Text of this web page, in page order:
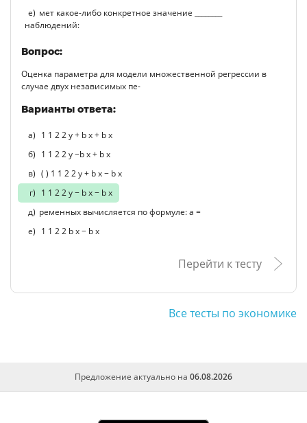
мет какое-либо конкретное значение ________
наблюдений:
Вопрос:
Оценка параметра для модели множественной регрессии в
случае двух независимых пе-
Варианты ответа:
1 1 2 2 y + b x + b x
1 1 2 2 y −b x + b x
( ) 1 1 2 2 y + b x − b x
1 1 2 2 y − b x − b x
ременных вычисляется по формуле: а =
1 1 2 2 b x − b x
Перейти к тесту
Все тесты по экономике
Предложение актуально на 06.08.2026